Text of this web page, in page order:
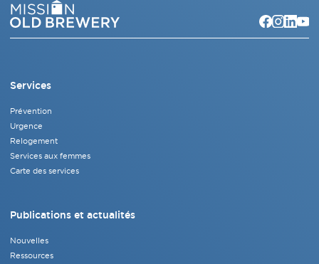
Services
Prévention
Urgence
Relogement
Services aux femmes
Carte des services
Publications et actualités
Nouvelles
Ressources